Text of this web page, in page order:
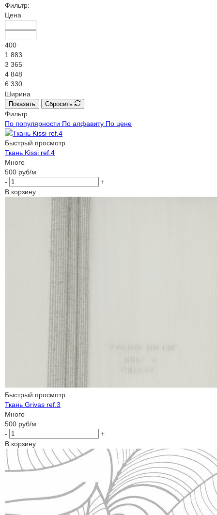
Фильтр:
Цена
400
1 883
3 365
4 848
6 330
Ширина
Показать Сбросить
Фильтр
По популярности По алфавиту По цене
Быстрый просмотр
Ткань Kissi ref.4
Много
500 руб/м
-
+
В корзину
Быстрый просмотр
Ткань Grivas ref.3
Много
500 руб/м
-
+
В корзину